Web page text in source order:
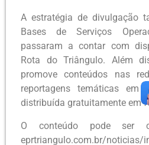
A estratégia de divulgação
Bases de Serviços
passaram a contar com
Rota do Triângulo. Além
promove conteúdos nas
reportagens temáticas em
distribuída gratuitamente em
O conteúdo pode ser
eprtriangulo.com.br/noticias/